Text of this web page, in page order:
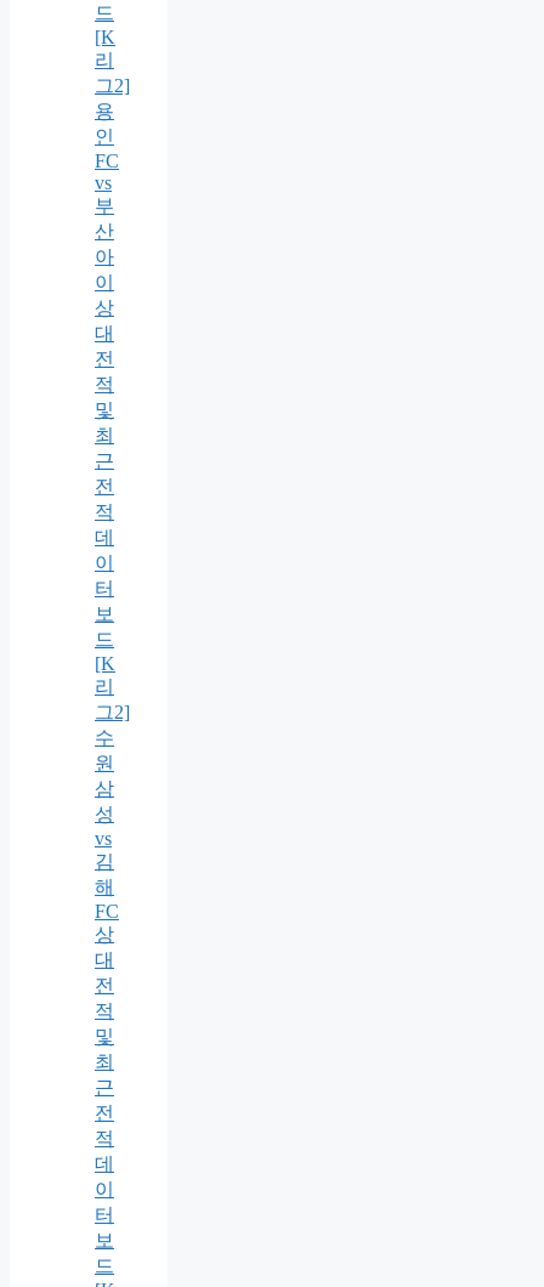
드
[K
리
그2]
용
인
FC
vs
부
산
아
이
상
대
전
적
및
최
근
전
적
데
이
터
보
드
[K
리
그2]
수
원
삼
성
vs
김
해
FC
상
대
전
적
및
최
근
전
적
데
이
터
보
드